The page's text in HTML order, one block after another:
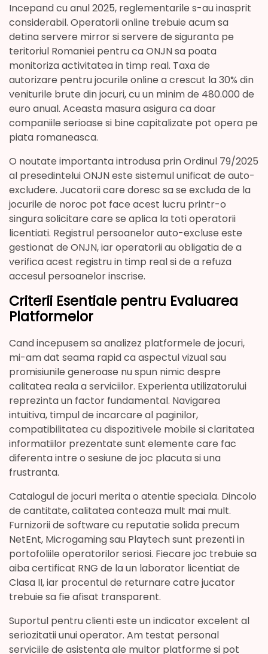
Incepand cu anul 2025, reglementarile s-au inasprit
considerabil. Operatorii online trebuie acum sa
detina servere mirror si servere de siguranta pe
teritoriul Romaniei pentru ca ONJN sa poata
monitoriza activitatea in timp real. Taxa de
autorizare pentru jocurile online a crescut la 30% din
veniturile brute din jocuri, cu un minim de 480.000 de
euro anual. Aceasta masura asigura ca doar
companiile serioase si bine capitalizate pot opera pe
piata romaneasca.
O noutate importanta introdusa prin Ordinul 79/2025
al presedintelui ONJN este sistemul unificat de auto-
excludere. Jucatorii care doresc sa se excluda de la
jocurile de noroc pot face acest lucru printr-o
singura solicitare care se aplica la toti operatorii
licentiati. Registrul persoanelor auto-excluse este
gestionat de ONJN, iar operatorii au obligatia de a
verifica acest registru in timp real si de a refuza
accesul persoanelor inscrise.
Criterii Esentiale pentru Evaluarea
Platformelor
Cand incepusem sa analizez platformele de jocuri,
mi-am dat seama rapid ca aspectul vizual sau
promisiunile generoase nu spun nimic despre
calitatea reala a serviciilor. Experienta utilizatorului
reprezinta un factor fundamental. Navigarea
intuitiva, timpul de incarcare al paginilor,
compatibilitatea cu dispozitivele mobile si claritatea
informatiilor prezentate sunt elemente care fac
diferenta intre o sesiune de joc placuta si una
frustranta.
Catalogul de jocuri merita o atentie speciala. Dincolo
de cantitate, calitatea conteaza mult mai mult.
Furnizorii de software cu reputatie solida precum
NetEnt, Microgaming sau Playtech sunt prezenti in
portofoliile operatorilor seriosi. Fiecare joc trebuie sa
aiba certificat RNG de la un laborator licentiat de
Clasa II, iar procentul de returnare catre jucator
trebuie sa fie afisat transparent.
Suportul pentru clienti este un indicator excelent al
seriozitatii unui operator. Am testat personal
serviciile de asistenta ale multor platforme si pot